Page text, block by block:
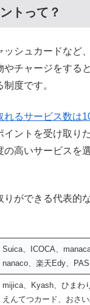
トって？
ッシュカードなど
やチャージをする
度です。
れるサービス数は
イントを受け取り
の高いサービスを
りができる代表的
Suica、ICOCA、
nanaco、楽天Edy、
mijica、Kyash、ひまわ
えんてつカード、おさ